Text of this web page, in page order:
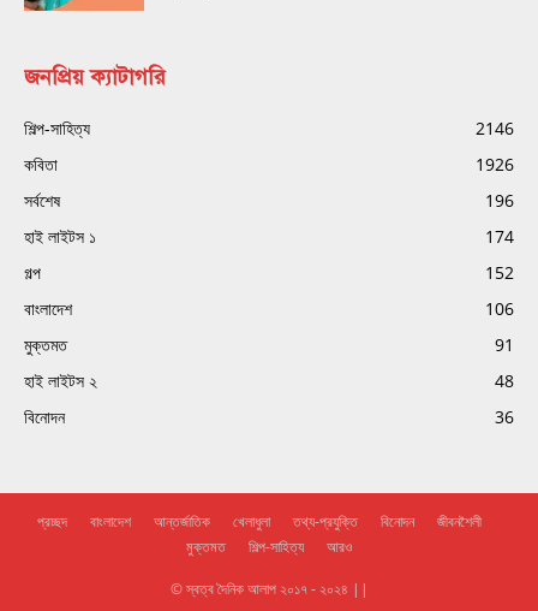
জনপ্রিয় ক্যাটাগরি
শিল্প-সাহিত্য
2146
কবিতা
1926
সর্বশেষ
196
হাই লাইটস ১
174
গল্প
152
বাংলাদেশ
106
মুক্তমত
91
হাই লাইটস ২
48
বিনোদন
36
প্রচ্ছদ বাংলাদেশ আন্তর্জাতিক খেলাধুলা তথ্য-প্রযুক্তি বিনোদন
জীবনশৈলী
মুক্তমত
শিল্প-সাহিত্য আরও
© স্বত্ব দৈনিক আলাপ ২০১৭ - ২০২৪ ||